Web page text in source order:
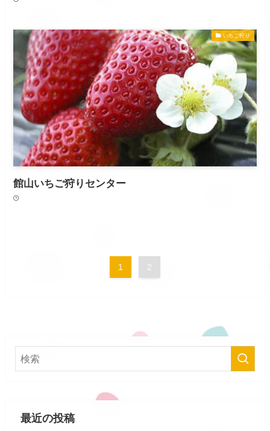
いちご狩り
館山いちご狩りセンター
1 2
最近の投稿